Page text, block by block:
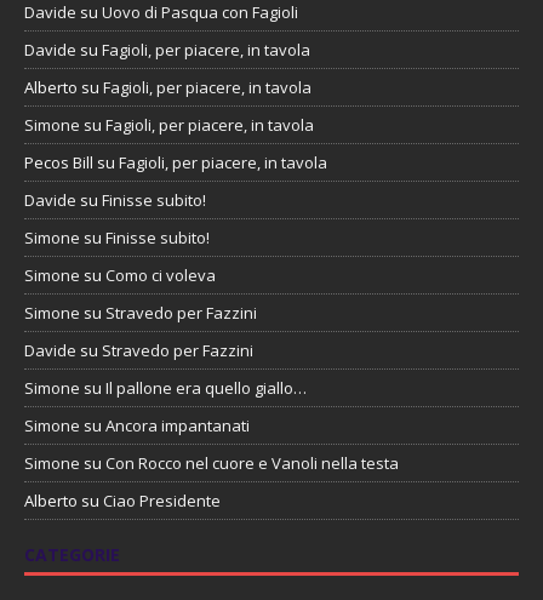
Davide su Uovo di Pasqua con Fagioli
Davide su Fagioli, per piacere, in tavola
Alberto su Fagioli, per piacere, in tavola
Simone su Fagioli, per piacere, in tavola
Pecos Bill su Fagioli, per piacere, in tavola
Davide su Finisse subito!
Simone su Finisse subito!
Simone su Como ci voleva
Simone su Stravedo per Fazzini
Davide su Stravedo per Fazzini
Simone su Il pallone era quello giallo…
Simone su Ancora impantanati
Simone su Con Rocco nel cuore e Vanoli nella testa
Alberto su Ciao Presidente
CATEGORIE